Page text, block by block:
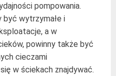
pompowania.
być wytrzymałe i
a w
powinny także być
cieczami
w ściekach znajdywać.